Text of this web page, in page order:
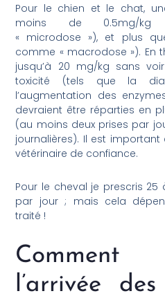
Pour le chien et le chat,
moins de 0.5mg/kg
« microdose »), et plus
comme « macrodose »). En
jusqu’à 20 mg/kg sans
toxicité (tels que la
l’augmentation des
devraient être réparties en
(au moins deux prises par
journalières). Il est important
vétérinaire de confiance.
Pour le cheval je prescris
par jour ; mais cela
traité !
Comment
l’arrivée